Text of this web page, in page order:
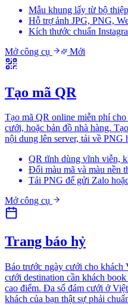
Mẫu khung lấy từ bộ
Hỗ trợ ảnh JPG, PNG,
Kích thước chuẩn
Mở công cụ
Mới
Tạo mã QR
Tạo mã QR online miễn phí
cưới, hoặc bản đồ nhà hàng.
nội dung lên server, tải về PNG
QR tĩnh dùng vĩnh viễn,
Đổi màu mã và màu nền
Tải PNG để gửi Zalo
Mở công cụ
Trang báo hỷ
Báo trước ngày cưới cho khách
cưới destination cần khách
cao điểm. Đa số đám cưới ở
khách của bạn thật sự phải